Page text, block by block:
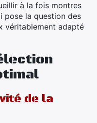
à la fois montres
pose la question des
véritablement adapté
de la